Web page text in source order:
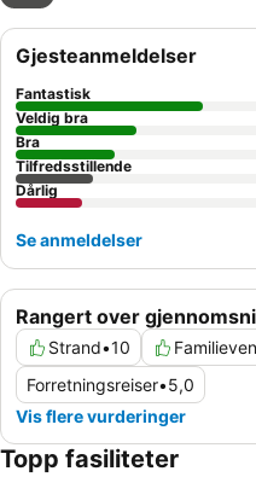
Rangert over
Strand•10
Forretningsreiser•5,0
Vis flere vurderinger
Gjesteanmeldelser
Fantastisk
Veldig bra
Bra
Tilfredsstillende
Dårlig
Se anmeldelser
Topp fasiliteter